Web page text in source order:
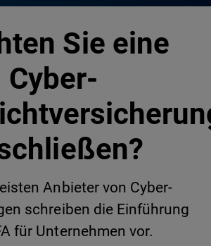
Sie eine
Cyber-
Anbieter von Cyber-
schreiben die Einführung
für Unternehmen vor.